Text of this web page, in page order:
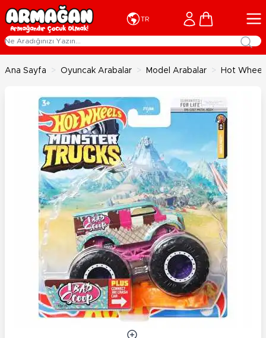
İçeriğe geç
TR Cart
Ana Sayfa > Oyuncak Arabalar > Model Arabalar > Hot